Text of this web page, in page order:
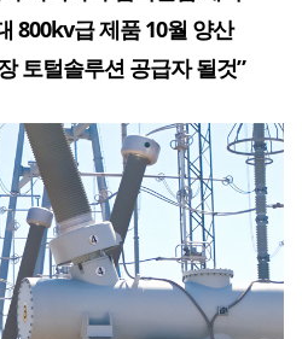
800kv급 제품 10월 양산
토털솔루션 공급자 될것”